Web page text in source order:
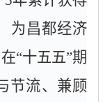
为昌都经济
“十五五”期
节流、兼顾